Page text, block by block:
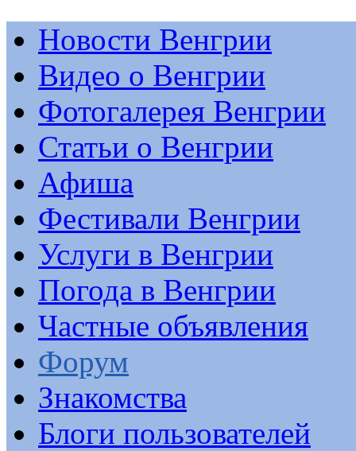
Новости Венгрии
Видео о Венгрии
Фотогалерея Венгрии
Статьи о Венгрии
Афиша
Фестивали Венгрии
Услуги в Венгрии
Погода в Венгрии
Частные объявления
Форум
Знакомства
Блоги пользователей